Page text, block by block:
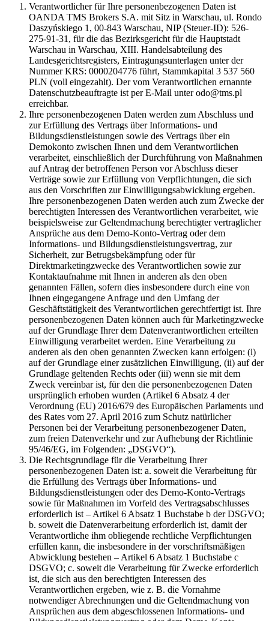
Verantwortlicher für Ihre personenbezogenen Daten ist
OANDA TMS Brokers S.A. mit Sitz in Warschau, ul. Rondo
Daszyńskiego 1, 00-843 Warschau, NIP (Steuer-ID): 526-
275-91-31, für die das Bezirksgericht für die Hauptstadt
Warschau in Warschau, XIII. Handelsabteilung des
Landesgerichtsregisters, Eintragungsunterlagen unter der
Nummer KRS: 0000204776 führt, Stammkapital 3 537 560
PLN (voll eingezahlt). Der vom Verantwortlichen ernannte
Datenschutzbeauftragte ist per E-Mail unter odo@tms.pl
erreichbar.
Ihre personenbezogenen Daten werden zum Abschluss und
zur Erfüllung des Vertrags über Informations- und
Bildungsdienstleistungen sowie des Vertrags über ein
Demokonto zwischen Ihnen und dem Verantwortlichen
verarbeitet, einschließlich der Durchführung von Maßnahmen
auf Antrag der betroffenen Person vor Abschluss dieser
Verträge sowie zur Erfüllung von Verpflichtungen, die sich
aus den Vorschriften zur Einwilligungsabwicklung ergeben.
Ihre personenbezogenen Daten werden auch zum Zwecke der
berechtigten Interessen des Verantwortlichen verarbeitet, wie
beispielsweise zur Geltendmachung berechtigter vertraglicher
Ansprüche aus dem Demo-Konto-Vertrag oder dem
Informations- und Bildungsdienstleistungsvertrag, zur
Sicherheit, zur Betrugsbekämpfung oder für
Direktmarketingzwecke des Verantwortlichen sowie zur
Kontaktaufnahme mit Ihnen in anderen als den oben
genannten Fällen, sofern dies insbesondere durch eine von
Ihnen eingegangene Anfrage und den Umfang der
Geschäftstätigkeit des Verantwortlichen gerechtfertigt ist. Ihre
personenbezogenen Daten können auch für Marketingzwecke
auf der Grundlage Ihrer dem Datenverantwortlichen erteilten
Einwilligung verarbeitet werden. Eine Verarbeitung zu
anderen als den oben genannten Zwecken kann erfolgen: (i)
auf der Grundlage einer zusätzlichen Einwilligung, (ii) auf der
Grundlage geltenden Rechts oder (iii) wenn sie mit dem
Zweck vereinbar ist, für den die personenbezogenen Daten
ursprünglich erhoben wurden (Artikel 6 Absatz 4 der
Verordnung (EU) 2016/679 des Europäischen Parlaments und
des Rates vom 27. April 2016 zum Schutz natürlicher
Personen bei der Verarbeitung personenbezogener Daten,
zum freien Datenverkehr und zur Aufhebung der Richtlinie
95/46/EG, im Folgenden: „DSGVO“).
Die Rechtsgrundlage für die Verarbeitung Ihrer
personenbezogenen Daten ist: a. soweit die Verarbeitung für
die Erfüllung des Vertrags über Informations- und
Bildungsdienstleistungen oder des Demo-Konto-Vertrags
sowie für Maßnahmen im Vorfeld des Vertragsabschlusses
erforderlich ist – Artikel 6 Absatz 1 Buchstabe b der DSGVO;
b. soweit die Datenverarbeitung erforderlich ist, damit der
Verantwortliche ihm obliegende rechtliche Verpflichtungen
erfüllen kann, die insbesondere in der vorschriftsmäßigen
Abwicklung bestehen – Artikel 6 Absatz 1 Buchstabe c
DSGVO; c. soweit die Verarbeitung für Zwecke erforderlich
ist, die sich aus den berechtigten Interessen des
Verantwortlichen ergeben, wie z. B. die Vornahme
notwendiger Abrechnungen und die Geltendmachung von
Ansprüchen aus dem abgeschlossenen Informations- und